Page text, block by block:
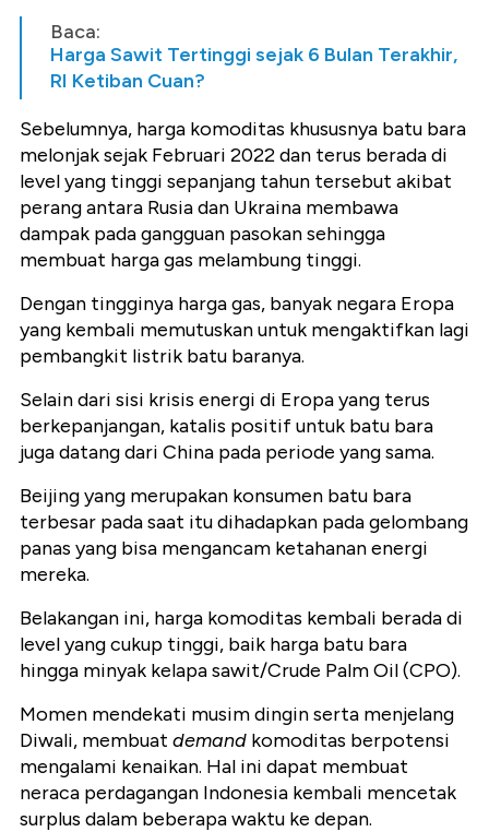
Baca:
Harga Sawit Tertinggi sejak 6 Bulan Terakhir,
RI Ketiban Cuan?
Sebelumnya, harga komoditas khususnya batu bara
melonjak sejak Februari 2022 dan terus berada di
level yang tinggi sepanjang tahun tersebut akibat
perang antara Rusia dan Ukraina membawa
dampak pada gangguan pasokan sehingga
membuat harga gas melambung tinggi.
Dengan tingginya harga gas, banyak negara Eropa
yang kembali memutuskan untuk mengaktifkan lagi
pembangkit listrik batu baranya.
Selain dari sisi krisis energi di Eropa yang terus
berkepanjangan, katalis positif untuk batu bara
juga datang dari China pada periode yang sama.
Beijing yang merupakan konsumen batu bara
terbesar pada saat itu dihadapkan pada gelombang
panas yang bisa mengancam ketahanan energi
mereka.
Belakangan ini, harga komoditas kembali berada di
level yang cukup tinggi, baik harga batu bara
hingga minyak kelapa sawit/Crude Palm Oil (CPO).
Momen mendekati musim dingin serta menjelang
Diwali, membuat demand komoditas berpotensi
mengalami kenaikan. Hal ini dapat membuat
neraca perdagangan Indonesia kembali mencetak
surplus dalam beberapa waktu ke depan.